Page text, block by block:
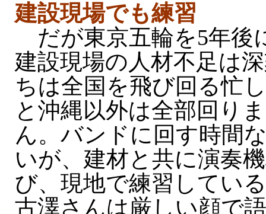
建設現場でも練習
だが東京五輪を5年後
建設現場の人材不足は
ちは全国を飛び回る忙
と沖縄以外は全部回り
ん。バンドに回す時間
いが、建材と共に演奏
び、現地で練習してい
古澤さんは厳しい顔で